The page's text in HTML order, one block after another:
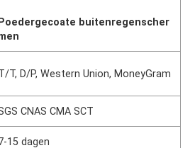
buitenregenscher
T, D/P, Western Union, MoneyGram
CNAS CMA SCT
15 dagen